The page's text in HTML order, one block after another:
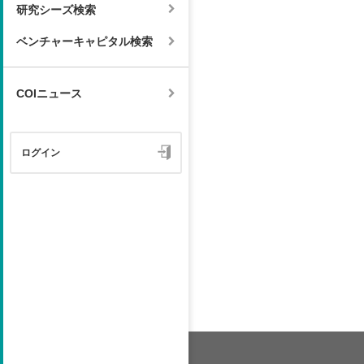
研究シーズ検索
ベンチャーキャピタル検索
COIニュース
ログイン